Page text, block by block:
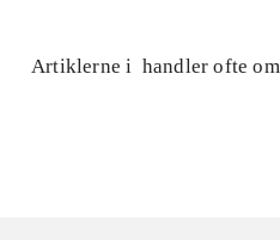
Artiklerne i handler ofte om